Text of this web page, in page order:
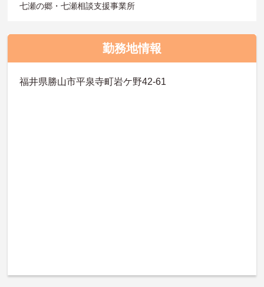
七瀬の郷・七瀬相談支援事業所
勤務地情報
福井県勝山市平泉寺町岩ケ野42‐61